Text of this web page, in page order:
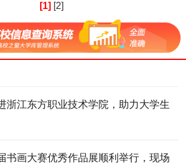
[1] [2]
浙江东方职业技术学院，助力大学生
书画大赛优秀作品展顺利举行，现场